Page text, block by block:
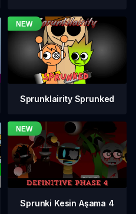
Sprunklairity Sprunked
Sprunki Kesin Aşama 4